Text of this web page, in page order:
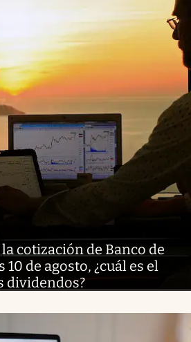
cotización de Banco de
de agosto, ¿cuál es el
dividendos?